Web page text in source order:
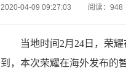
2020-04-09 09:27:03 阅读：948
当地时间2月24日，荣
到，本次荣耀在海外发布的